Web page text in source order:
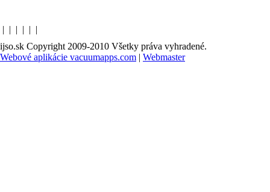
| | | | | |
ijso.sk Copyright 2009-2010 Všetky práva vyhradené.
Webové aplikácie vacuumapps.com | Webmaster